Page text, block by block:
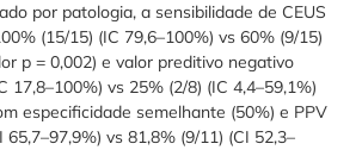
por patologia, a sensibilidade de CEUS
(15/15) (IC 79,6–100%) vs 60% (9/15)
p = 0,002) e valor preditivo negativo
17,8–100%) vs 25% (2/8) (IC 4,4–59,1%)
especificidade semelhante (50%) e PPV
vs 81,8% (9/11) (CI 52,3–